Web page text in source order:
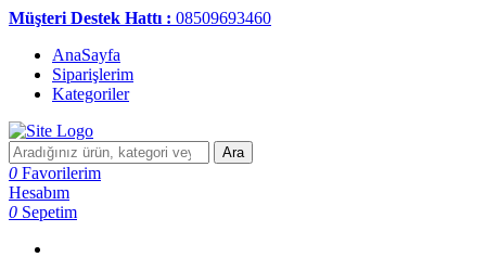
Müşteri Destek Hattı : 08509693460
AnaSayfa
Siparişlerim
Kategoriler
Ara
0 Favorilerim
Hesabım
0 Sepetim